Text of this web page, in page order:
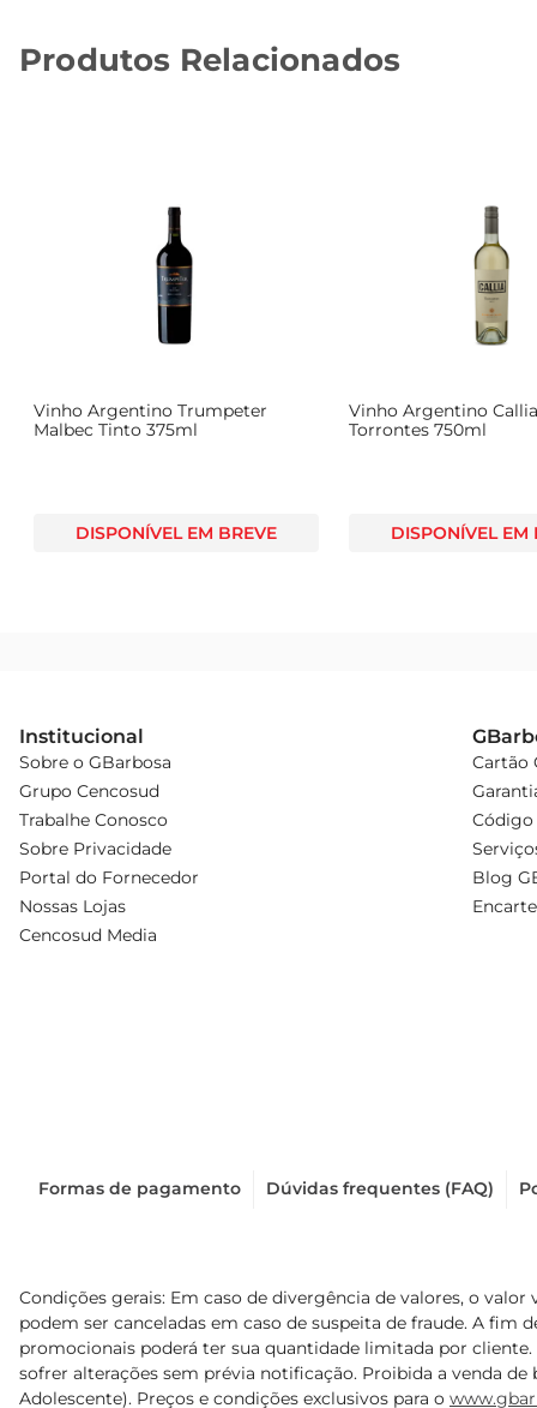
mesmo pratos maiselaborados. Sua acidez
O Vinho Espumante Marques de Riscal é mais do que
Produtos Relacionados
Vinho Australiano Yellow Tail
Cabernet Sauvignon 750ml
DISPONÍVEL EM BREVE
Vinho Chileno
Marselan 750ml
Institucional
Sobre o GBarbosa
Grupo Cencosud
Trabalhe Conosco
Sobre Privacidade
Portal do Fornecedor
Nossas Lojas
Cencosud Media
Cartão
Código
Blog
Formas de pagamento Dúvidas frequentes (FAQ)
Condições gerais: Em caso de divergência de valores, o
podem ser canceladas em caso de suspeita de fraude. A
promocionais poderá ter sua quantidade limitada por
sofrer alterações sem prévia notificação. Proibida a venda de
Adolescente). Preços e condições exclusivos para o